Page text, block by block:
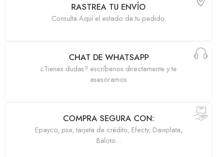
RASTREA TU ENVÍO
Consulta Aquí el estado de tu pedido.
CHAT DE WHATSAPP
¿Tienes dudas? escríbenos directamente y te
asesoramos
COMPRA SEGURA CON:
Epayco, pse, tarjeta de crédito, Efecty, Daviplata,
Baloto...